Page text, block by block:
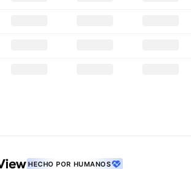
HECHO POR HUMANOS